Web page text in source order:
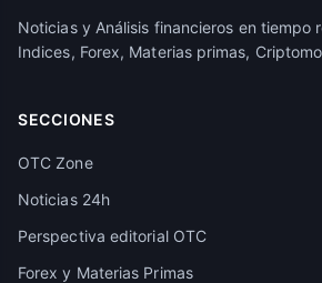
Noticias y Análisis financieros en tiempo
Indices, Forex, Materias primas,
SECCIONES
OTC Zone
Noticias 24h
Perspectiva editorial OTC
Forex y Materias Primas